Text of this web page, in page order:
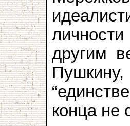
другим
конца не